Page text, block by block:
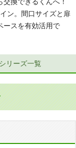
換できるくんへ！
ン。間口サイズと扉
ースを有効活用で
シリーズ一覧